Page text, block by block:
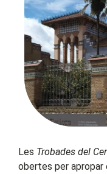
Les Trobades del
obertes per apropar